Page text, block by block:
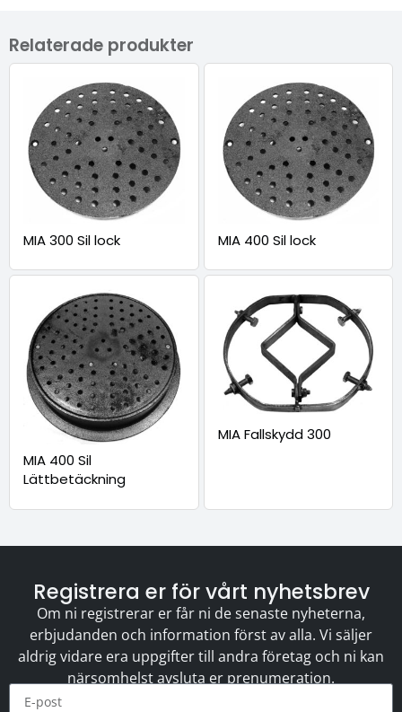
Relaterade produkter
MIA 300 Sil lock MIA 400 Sil lock
MIA 400 Sil
Lättbetäckning
MIA Fallskydd 300
Registrera er för vårt nyhetsbrev
Om ni registrerar er får ni de senaste nyheterna,
erbjudanden och information först av alla. Vi säljer
aldrig vidare era uppgifter till andra företag och ni kan
närsomhelst avsluta er prenumeration.